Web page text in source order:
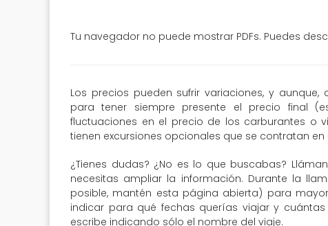
Tu navegador no puede mostrar PDFs. Puedes
Los precios pueden sufrir variaciones, y
para tener siempre presente el precio final
fluctuaciones en el precio de los carburantes o
tienen excursiones opcionales que se contratan en
¿Tienes dudas? ¿No es lo que buscabas?
necesitas ampliar la información. Durante la
posible, mantén esta página abierta) para
indicar para qué fechas querías viajar y
escribe indicando sólo el nombre del viaje.